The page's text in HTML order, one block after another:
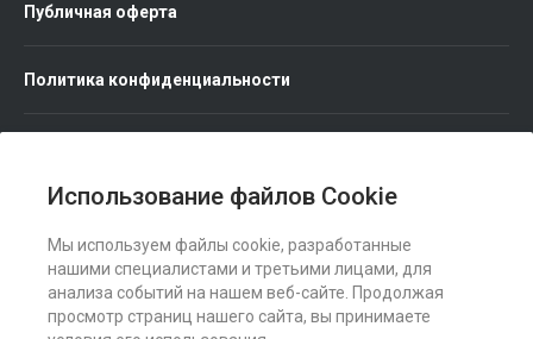
Использование файлов Cookie
Мы используем файлы cookie, разработанные
нашими специалистами и третьими лицами, для
анализа событий на нашем веб-сайте. Продолжая
просмотр страниц нашего сайта, вы принимаете
Публичная оферта
Политика конфиденциальности
Мы в соц. сетях